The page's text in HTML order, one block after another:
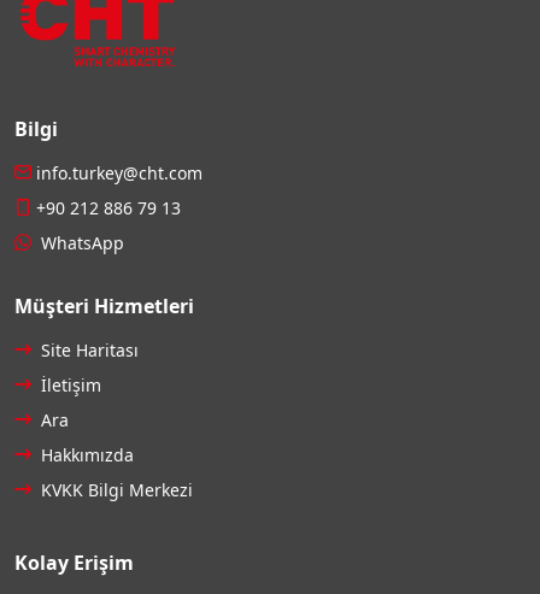
Bilgi
info.turkey@cht.com
+90 212 886 79 13
WhatsApp
Müşteri Hizmetleri
Site Haritası
İletişim
Ara
Hakkımızda
KVKK Bilgi Merkezi
Kolay Erişim